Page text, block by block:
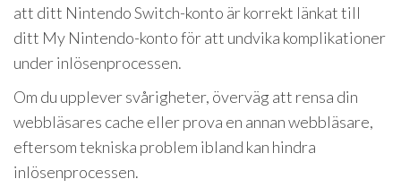
att ditt Nintendo Switch-konto är korrekt länkat till
ditt My Nintendo-konto för att undvika komplikationer
under inlösenprocessen.
Om du upplever svårigheter, överväg att rensa din
webbläsares cache eller prova en annan webbläsare,
eftersom tekniska problem ibland kan hindra
inlösenprocessen.